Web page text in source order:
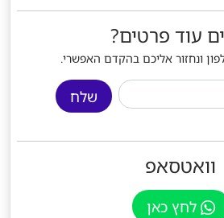
עוד פרטים?
ונחזור אליכם בהקדם האפשרי.
שלח
וואטסאפ
לחץ כאן